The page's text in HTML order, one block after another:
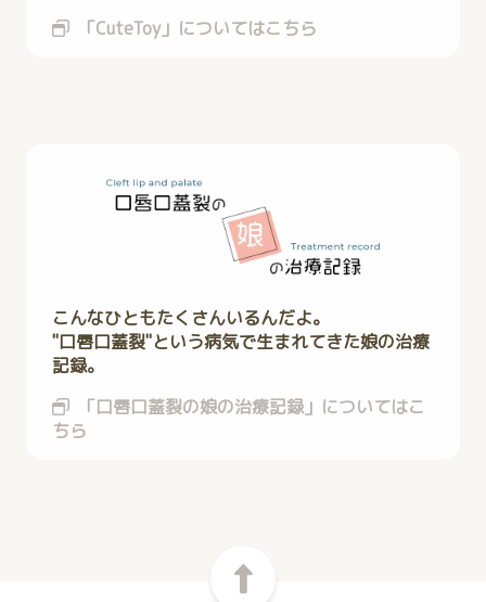
「CuteToy」についてはこちら
こんなひともたくさんいるんだよ。
"口唇口蓋裂"という病気で生まれてきた娘の治療
記録。
「口唇口蓋裂の娘の治療記録」についてはこ
ちら